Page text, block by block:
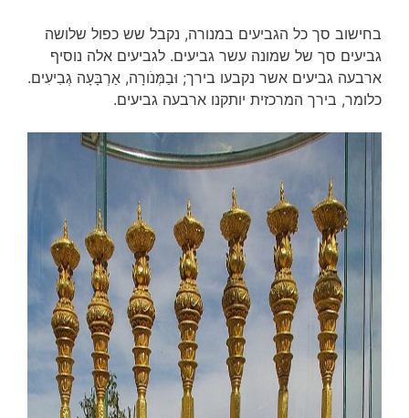
בחישוב סך כל הגביעים במנורה, נקבל שש כפול שלושה
גביעים סך של שמונה עשר גביעים. לגביעים אלה נוסיף
ארבעה גביעים אשר נקבעו בירך; וּבַמְּנֹורָה, אַרְבָּעָה גְבִיעִים.
כלומר, בירך המרכזית יותקנו ארבעה גביעים.